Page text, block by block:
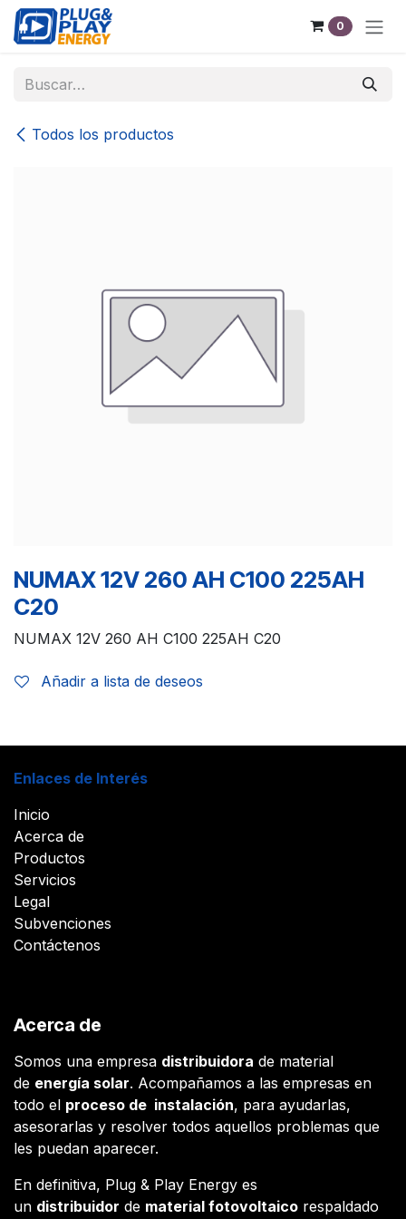
Ir al contenido
0
Todos los productos
NUMAX 12V 260 AH C100 225AH
C20
NUMAX 12V 260 AH C100 225AH C20
Añadir a lista de deseos
Enlaces de Interés
Inicio
Acerca de
Productos
Servicios
Legal
Subvenciones
Contáctenos
Acerca de
Somos una empresa distribuidora de material
de energía solar. Acompañamos a las empresas en
todo el proceso de instalación, para ayudarlas,
asesorarlas y resolver todos aquellos problemas que
les puedan aparecer.
En definitiva, Plug & Play Energy es
un distribuidor de material fotovoltaico respaldado